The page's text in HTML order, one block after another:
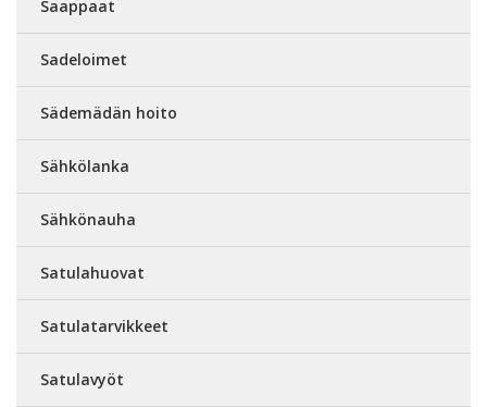
Saappaat
Sadeloimet
Sädemädän hoito
Sähkölanka
Sähkönauha
Satulahuovat
Satulatarvikkeet
Satulavyöt